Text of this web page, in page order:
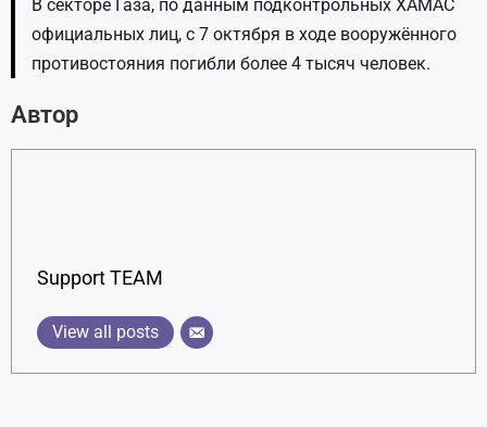
В секторе Газа, по данным подконтрольных ХАМАС
официальных лиц, с 7 октября в ходе вооружённого
противостояния погибли более 4 тысяч человек.
Автор
Support TEAM
View all posts